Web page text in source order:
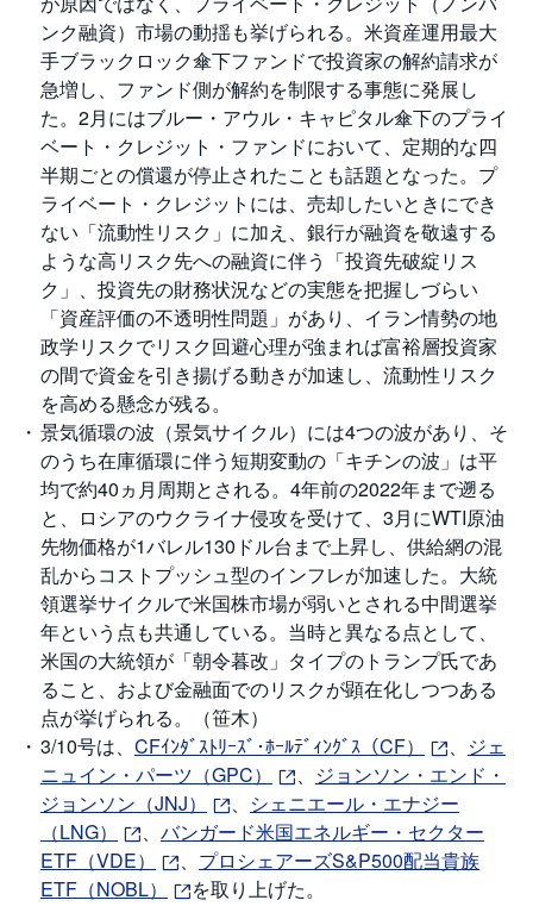
商
品
先
物
金
・
銀
・
プ
ラ
チ
ナ
外
貨
建
M
M
F
NE
W
取
引
所
C
F
D
(
く
り
っ
く
株
3
5)
店
頭
C
F
D
S
T(
セ
キ
ュ
ンク融資）市場の動揺も挙げられる。米資産運用最大
手ブラックロック傘下ファンドで投資家の解約請求が
急増し、ファンド側が解約を制限する事態に発展し
た。2月にはブルー・アウル・キャピタル傘下のプライ
ベート・クレジット・ファンドにおいて、定期的な四
半期ごとの償還が停止されたことも話題となった。プ
ライベート・クレジットには、売却したいときにでき
ない「流動性リスク」に加え、銀行が融資を敬遠する
ような高リスク先への融資に伴う「投資先破綻リス
ク」、投資先の財務状況などの実態を把握しづらい
「資産評価の不透明性問題」があり、イラン情勢の地
政学リスクでリスク回避心理が強まれば富裕層投資家
の間で資金を引き揚げる動きが加速し、流動性リスク
を高める懸念が残る。
景気循環の波（景気サイクル）には4つの波があり、そ
のうち在庫循環に伴う短期変動の「キチンの波」は平
均で約40ヵ月周期とされる。4年前の2022年まで遡る
と、ロシアのウクライナ侵攻を受けて、3月にWTI原油
先物価格が1バレル130ドル台まで上昇し、供給網の混
乱からコストプッシュ型のインフレが加速した。大統
領選挙サイクルで米国株市場が弱いとされる中間選挙
年という点も共通している。当時と異なる点として、
米国の大統領が「朝令暮改」タイプのトランプ氏であ
ること、および金融面でのリスクが顕在化しつつある
点が挙げられる。（笹木）
3/10号は、 CFｲﾝﾀﾞｽﾄﾘｰｽﾞ･ﾎｰﾙﾃﾞｨﾝｸﾞｽ（CF） 、 ジェ
ニュイン・パーツ（GPC）
、 ジョンソン・エンド・
ジョンソン（JNJ）
、 シェニエール・エナジー
（LNG）
、 バンガード米国エネルギー・セクター
ETF（VDE）
、 プロシェアーズS&P500配当貴族
ETF（NOBL）
を取り上げた。